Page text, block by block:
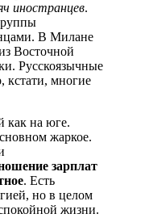
иностранцев.
В Милане
Восточной
Русскоязычные
кстати, многие
как на юге.
жаркое.
зарплат
. Есть
но в целом
жизни.